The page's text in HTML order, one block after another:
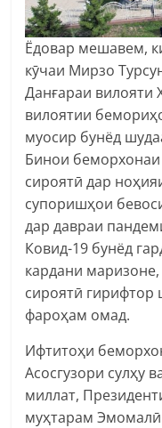
Ёдовар мешавем,
кӯчаи Мирзо
Данғараи вилояти
вилоятии
муосир бунёд
Бинои
сироятӣ дар
супоришҳои
дар давраи
Ковид-19 бунёд
кардани
сироятӣ
фароҳам омад.
Ифтитоҳи
Асосгузори сулҳу
миллат,
муҳтарам